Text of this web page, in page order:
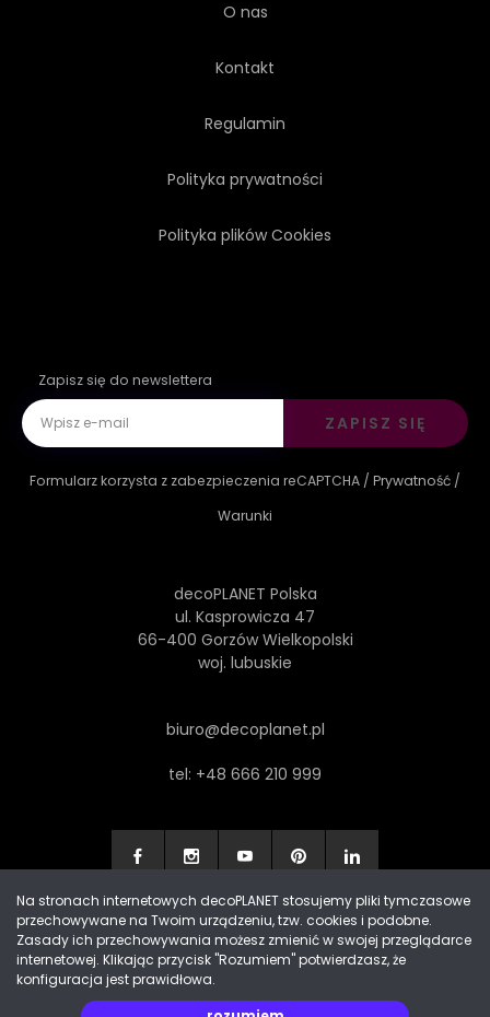
O nas
Kontakt
Regulamin
Polityka prywatności
Polityka plików Cookies
Zapisz się do newslettera
ZAPISZ SIĘ
Formularz korzysta z zabezpieczenia reCAPTCHA / Prywatność /
Warunki
decoPLANET Polska
ul. Kasprowicza 47
66-400 Gorzów Wielkopolski
woj. lubuskie
biuro@decoplanet.pl
tel: +48 666 210 999
Made with by Progres Media & decoPLANET
Na stronach internetowych decoPLANET stosujemy pliki tymczasowe
przechowywane na Twoim urządzeniu, tzw. cookies i podobne.
Zasady ich przechowywania możesz zmienić w swojej przeglądarce
internetowej. Klikając przycisk "Rozumiem" potwierdzasz, że
konfiguracja jest prawidłowa.